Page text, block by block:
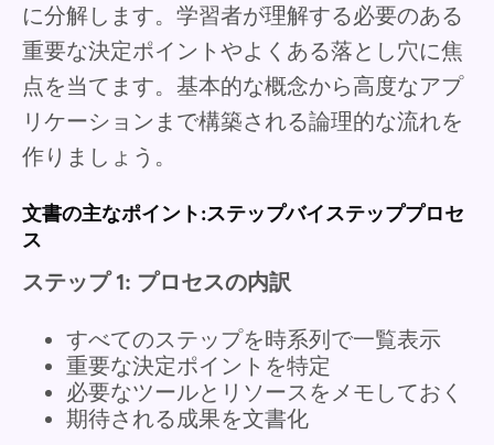
に分解します。学習者が理解する必要のある
重要な決定ポイントやよくある落とし穴に焦
点を当てます。基本的な概念から高度なアプ
リケーションまで構築される論理的な流れを
作りましょう。
文書の主なポイント:ステップバイステッププロセ
ス
ステップ 1: プロセスの内訳
すべてのステップを時系列で一覧表示
重要な決定ポイントを特定
必要なツールとリソースをメモしておく
期待される成果を文書化